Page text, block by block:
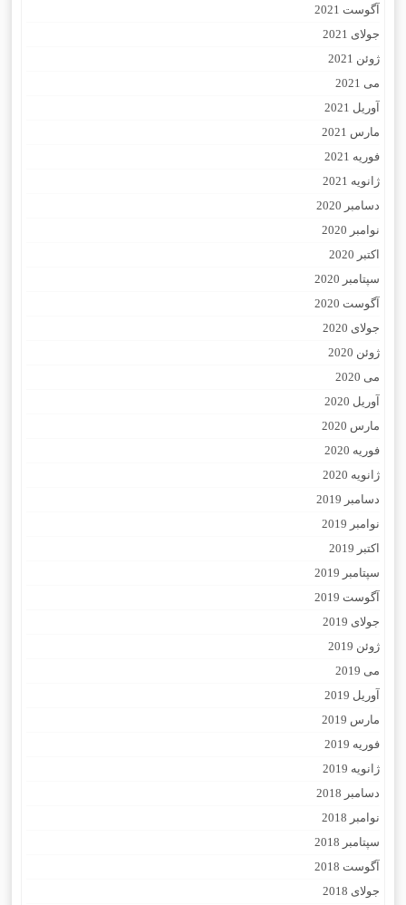
آگوست 2021
جولای 2021
ژوئن 2021
می 2021
آوریل 2021
مارس 2021
فوریه 2021
ژانویه 2021
دسامبر 2020
نوامبر 2020
اکتبر 2020
سپتامبر 2020
آگوست 2020
جولای 2020
ژوئن 2020
می 2020
آوریل 2020
مارس 2020
فوریه 2020
ژانویه 2020
دسامبر 2019
نوامبر 2019
اکتبر 2019
سپتامبر 2019
آگوست 2019
جولای 2019
ژوئن 2019
می 2019
آوریل 2019
مارس 2019
فوریه 2019
ژانویه 2019
دسامبر 2018
نوامبر 2018
سپتامبر 2018
آگوست 2018
جولای 2018